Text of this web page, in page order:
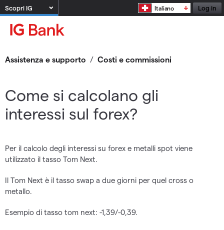
Scopri IG Italiano Log in
Assistenza e supporto / Costi e commissioni
Come si calcolano gli
interessi sul forex?
Per il calcolo degli interessi su forex e metalli spot viene
utilizzato il tasso Tom Next.
Il Tom Next è il tasso swap a due giorni per quel cross o
metallo.
Esempio di tasso tom next: -1,39/-0,39.